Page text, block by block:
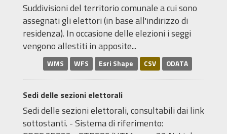
Suddivisioni del territorio comunale a cui sono
assegnati gli elettori (in base all'indirizzo di
residenza). In occasione delle elezioni i seggi
vengono allestiti in apposite...
WMS WFS Esri Shape CSV ODATA
Sedi delle sezioni elettorali
Sedi delle sezioni elettorali, consultabili dai link
sottostanti. - Sistema di riferimento: